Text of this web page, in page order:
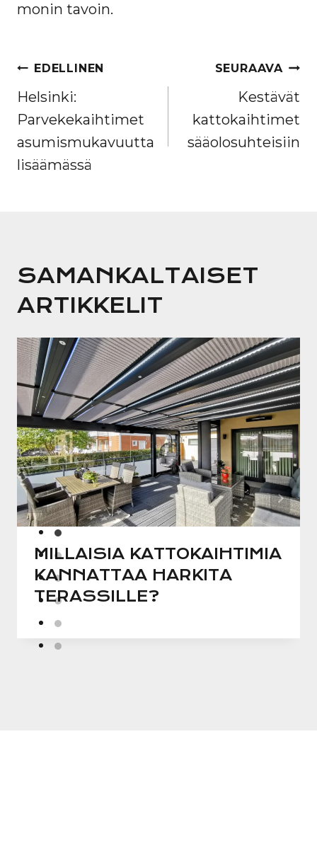
monin tavoin.
ARTIKKELIEN
SELAUS
EDELLINEN
Helsinki:
Parvekekaihtimet
asumismukavuutta
lisäämässä
SEURAAVA
Kestävät
kattokaihtimet
sääolosuhteisiin
SAMANKALTAISET
ARTIKKELIT
MILLAISIA KATTOKAIHTIMIA
KANNATTAA HARKITA
TERASSILLE?